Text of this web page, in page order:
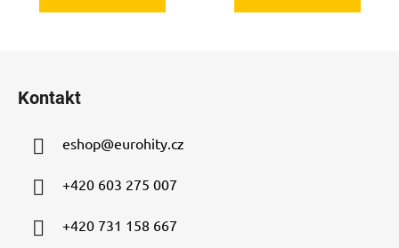
Kontakt
eshop@eurohity.cz
+420 603 275 007
+420 731 158 667